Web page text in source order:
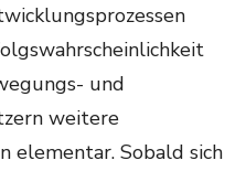
und
weitere
elementar. Sobald sich